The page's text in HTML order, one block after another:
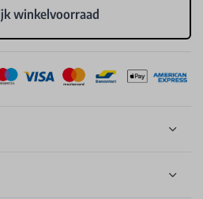
winkelvoorraad